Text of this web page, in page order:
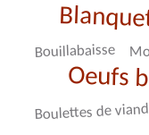
Bouillabaisse
Oeufs
Boulettes de